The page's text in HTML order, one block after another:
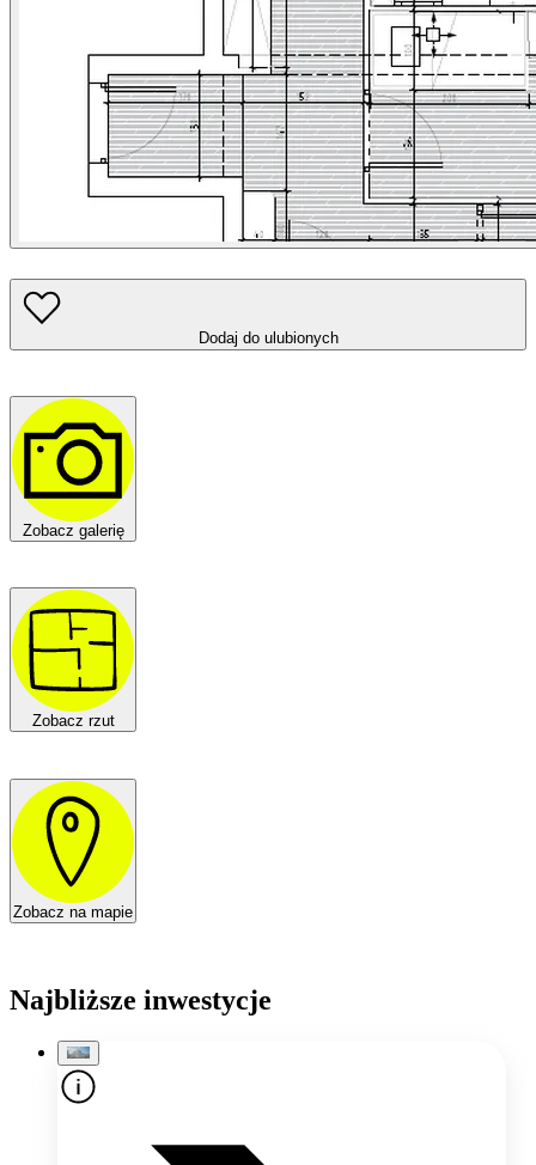
Dodaj do ulubionych
Zobacz galerię
Zobacz rzut
Zobacz na mapie
Najbliższe inwestycje